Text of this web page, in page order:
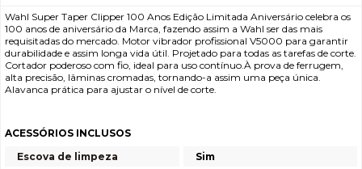
Wahl Super Taper Clipper 100 Anos Edição Limitada Aniversário celebra os
100 anos de aniversário da Marca, fazendo assim a Wahl ser das mais
requisitadas do mercado. Motor vibrador profissional V5000 para garantir
durabilidade e assim longa vida útil. Projetado para todas as tarefas de corte.
Cortador poderoso com fio, ideal para uso contínuo.À prova de ferrugem,
alta precisão, lâminas cromadas, tornando-a assim uma peça única.
Alavanca prática para ajustar o nível de corte.
ACESSÓRIOS INCLUSOS
Escova de limpeza
Sim